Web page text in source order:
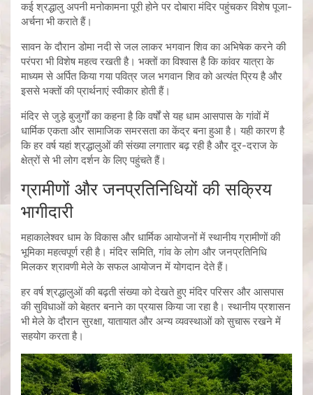
कई श्रद्धालु अपनी मनोकामना पूरी होने पर दोबारा मंदिर पहुंचकर विशेष पूजा-
अर्चना भी कराते हैं।
सावन के दौरान डोमा नदी से जल लाकर भगवान शिव का अभिषेक करने की
परंपरा भी विशेष महत्व रखती है। भक्तों का विश्वास है कि कांवर यात्रा के
माध्यम से अर्पित किया गया पवित्र जल भगवान शिव को अत्यंत प्रिय है और
इससे भक्तों की प्रार्थनाएं स्वीकार होती हैं।
मंदिर से जुड़े बुजुर्गों का कहना है कि वर्षों से यह धाम आसपास के गांवों में
धार्मिक एकता और सामाजिक समरसता का केंद्र बना हुआ है। यही कारण है
कि हर वर्ष यहां श्रद्धालुओं की संख्या लगातार बढ़ रही है और दूर-दराज के
क्षेत्रों से भी लोग दर्शन के लिए पहुंचते हैं।
ग्रामीणों और जनप्रतिनिधियों की सक्रिय
भागीदारी
महाकालेश्वर धाम के विकास और धार्मिक आयोजनों में स्थानीय ग्रामीणों की
भूमिका महत्वपूर्ण रही है। मंदिर समिति, गांव के लोग और जनप्रतिनिधि
मिलकर श्रावणी मेले के सफल आयोजन में योगदान देते हैं।
हर वर्ष श्रद्धालुओं की बढ़ती संख्या को देखते हुए मंदिर परिसर और आसपास
की सुविधाओं को बेहतर बनाने का प्रयास किया जा रहा है। स्थानीय प्रशासन
भी मेले के दौरान सुरक्षा, यातायात और अन्य व्यवस्थाओं को सुचारू रखने में
सहयोग करता है।